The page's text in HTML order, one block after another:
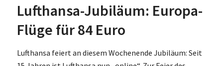
Lufthansa-Jubiläum: Europa-
Flüge für 84 Euro
Lufthansa feiert an diesem Wochenende Jubiläum: Seit